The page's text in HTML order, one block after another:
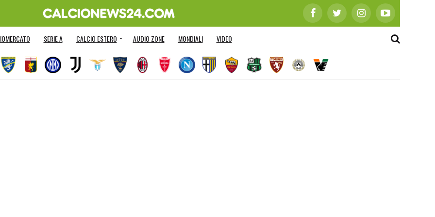
SERIE A CALCIO ESTERO AUDIO ZONE MONDIALI VIDEO